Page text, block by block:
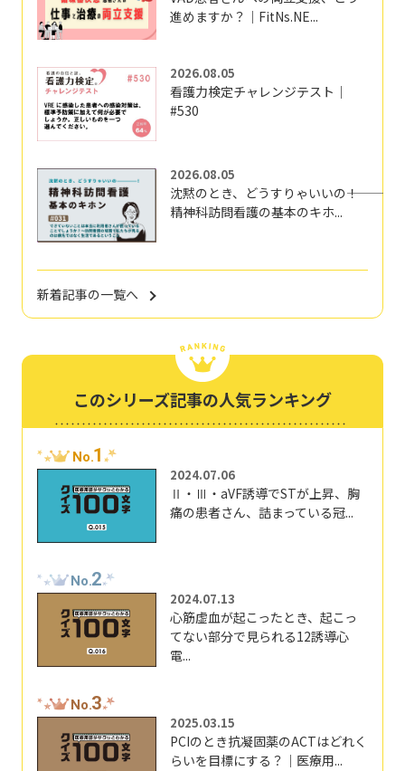
進めますか？｜FitNs.NE...
2026.08.05
看護力検定チャレンジテスト｜
#530
2026.08.05
沈黙のとき、どうすりゃいいの―――！
精神科訪問看護の基本のキホ...
新着記事の一覧へ
このシリーズ記事の人気ランキング
No.1
2024.07.06
Ⅱ・Ⅲ・aVF誘導でSTが上昇、胸
痛の患者さん、詰まっている冠...
No.2
2024.07.13
心筋虚血が起こったとき、起こっ
てない部分で見られる12誘導心
電...
No.3
2025.03.15
PCIのとき抗凝固薬のACTはどれく
らいを目標にする？｜医療用...